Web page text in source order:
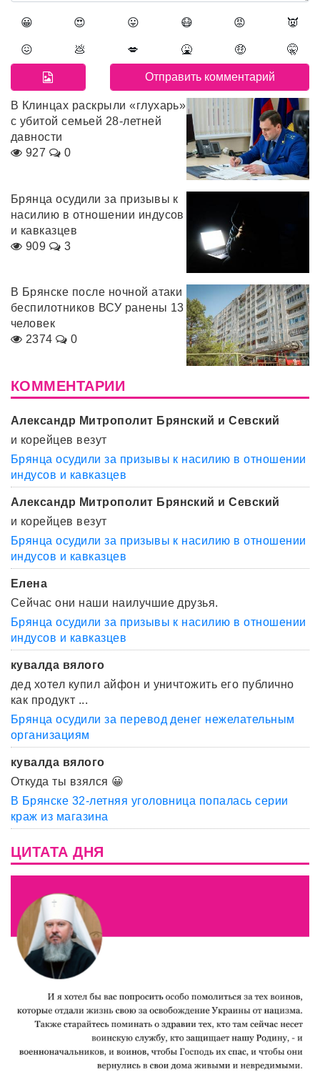
😀 😍 😛 😷 😡 👿
😖 💩 💋 🤮 🤑 🤫
В Клинцах раскрыли «глухарь»
с убитой семьей 28-летней
давности
927
0
Брянца осудили за призывы к
насилию в отношении индусов
и кавказцев
909
3
В Брянске после ночной атаки
беспилотников ВСУ ранены 13
человек
2374
0
КОММЕНТАРИИ
Александр Митрополит Брянский и Севский
и корейцев везут
Брянца осудили за призывы к насилию в отношении
индусов и кавказцев
Александр Митрополит Брянский и Севский
и корейцев везут
Брянца осудили за призывы к насилию в отношении
индусов и кавказцев
Елена
Сейчас они наши наилучшие друзья.
Брянца осудили за призывы к насилию в отношении
индусов и кавказцев
кувалда вялого
дед хотел купил айфон и уничтожить его публично
как продукт ...
Брянца осудили за перевод денег нежелательным
организациям
кувалда вялого
Откуда ты взялся 😀
В Брянске 32-летняя уголовница попалась серии
краж из магазина
ЦИТАТА ДНЯ